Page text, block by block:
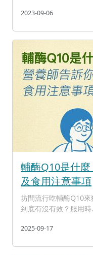
2023-09-06
輔酶Q10是什
及食用注意事項
坊間流行吃輔酶Q10
到底有沒有效？服用時
2025-09-17